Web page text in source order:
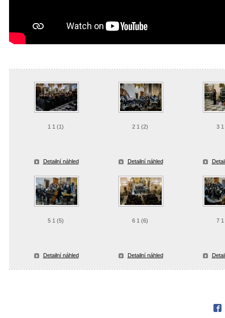
1 1 (1)
Detailní náhled
2 1 (2)
Detailní náhled
3
5 1 (5)
Detailní náhled
6 1 (6)
Detailní náhled
7